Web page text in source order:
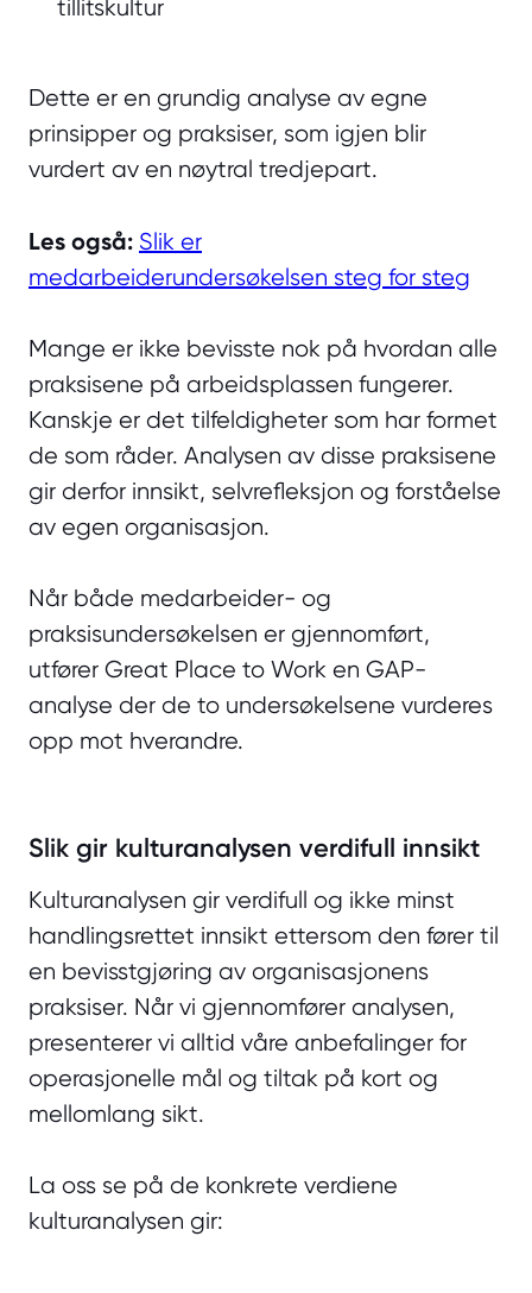
tillitskultur
Dette er en grundig analyse av egne
prinsipper og praksiser, som igjen blir
vurdert av en nøytral tredjepart.
Les også: Slik er
medarbeiderundersøkelsen steg for steg
Mange er ikke bevisste nok på hvordan alle
praksisene på arbeidsplassen fungerer.
Kanskje er det tilfeldigheter som har formet
de som råder. Analysen av disse praksisene
gir derfor innsikt, selvrefleksjon og forståelse
av egen organisasjon.
Når både medarbeider- og
praksisundersøkelsen er gjennomført,
utfører Great Place to Work en GAP-
analyse der de to undersøkelsene vurderes
opp mot hverandre.
Slik gir kulturanalysen verdifull innsikt
Kulturanalysen gir verdifull og ikke minst
handlingsrettet innsikt ettersom den fører til
en bevisstgjøring av organisasjonens
praksiser. Når vi gjennomfører analysen,
presenterer vi alltid våre anbefalinger for
operasjonelle mål og tiltak på kort og
mellomlang sikt.
La oss se på de konkrete verdiene
kulturanalysen gir: